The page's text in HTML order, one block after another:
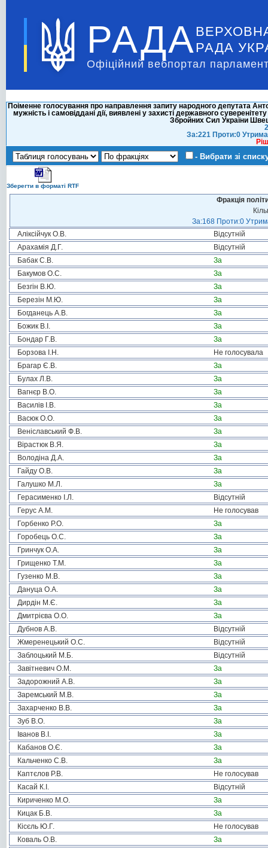
РАДА РАДА
Офіційний вебпортал
Поіменне голосування про направлення запиту народного депутата
мужність і самовіддані дії, виявлені у захисті державного
Збройних Сил України
За:221 Проти:0
- Вибрати зі
Зберегти в форматі RTF
Фракція
За:168 Проти:0
Аліксійчук О.В.
Відсутній
Арахамія Д.Г.
Відсутній
Бабак С.В.
За
Бакумов О.С.
За
Безгін В.Ю.
За
Березін М.Ю.
За
Богданець А.В.
За
Божик В.І.
За
Бондар Г.В.
За
Борзова І.Н.
Не голосувала
Брагар Є.В.
За
Булах Л.В.
За
Вагнєр В.О.
За
Василів І.В.
За
Васюк О.О.
За
Веніславський Ф.В.
За
Вірастюк В.Я.
За
Володіна Д.А.
За
Гайду О.В.
За
Галушко М.Л.
За
Герасименко І.Л.
Відсутній
Герус А.М.
Не голосував
Горбенко Р.О.
За
Горобець О.С.
За
Гринчук О.А.
За
Грищенко Т.М.
За
Гузенко М.В.
За
Дануца О.А.
За
Дирдін М.Є.
За
Дмитрієва О.О.
За
Дубнов А.В.
Відсутній
Жмеренецький О.С.
Відсутній
Заблоцький М.Б.
Відсутній
Завітневич О.М.
За
Задорожний А.В.
За
Заремський М.В.
За
Захарченко В.В.
За
Зуб В.О.
За
Іванов В.І.
За
Кабанов О.Є.
За
Кальченко С.В.
За
Каптєлов Р.В.
Не голосував
Касай К.І.
Відсутній
Кириченко М.О.
За
Кицак Б.В.
За
Кісєль Ю.Г.
Не голосував
Коваль О.В.
За